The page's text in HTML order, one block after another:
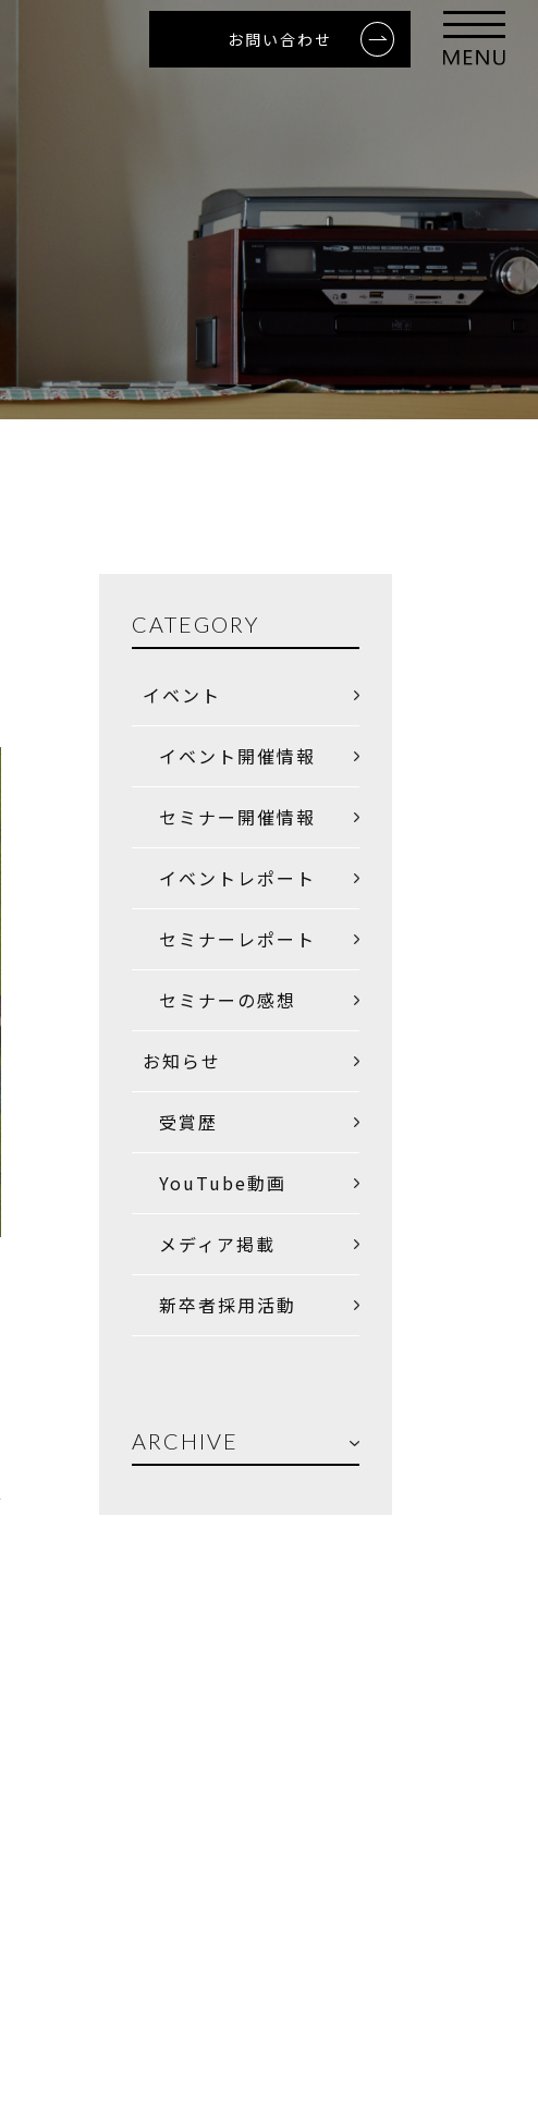
お問い合わせ
CATEGORY
イベント
イベント開催情報
セミナー開催情報
イベントレポート
セミナーレポート
セミナーの感想
お知らせ
受賞歴
YouTube動画
メディア掲載
新卒者採用活動
ARCHIVE